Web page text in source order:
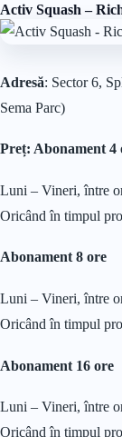
Activ Squash –
Adresă: Sector 6,
Sema Parc)
Preț: Abonament 4
Luni – Vineri, între
Oricând în timpul
Abonament 8 ore
Luni – Vineri, între
Oricând în timpul
Abonament 16 ore
Luni – Vineri, între
Oricând în timpul